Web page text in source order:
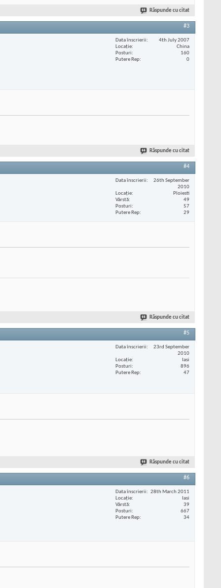
Răspunde cu citat
#3
Data înscrierii
4th July 2007
Locaţie
China
Posturi
160
Putere Rep
0
Răspunde cu citat
#4
Data înscrierii
26th September
2010
Locaţie
Ploiesti
Vârstă
49
Posturi
57
Putere Rep
29
Răspunde cu citat
#5
Data înscrierii
23rd September
2010
Locaţie
Iasi
Posturi
896
Putere Rep
47
Răspunde cu citat
#6
Data înscrierii
28th March 2011
Locaţie
Iasi
Vârstă
39
Posturi
667
Putere Rep
34